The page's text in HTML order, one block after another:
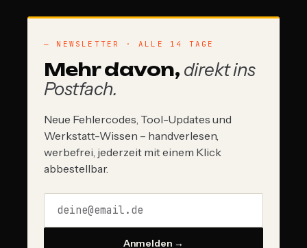
— NEWSLETTER · ALLE 14 TAGE
Mehr davon, direkt ins
Postfach.
Neue Fehlercodes, Tool-Updates und
Werkstatt-Wissen – handverlesen,
werbefrei, jederzeit mit einem Klick
abbestellbar.
Anmelden →